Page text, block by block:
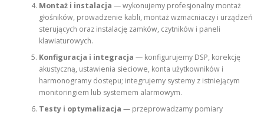
Montaż i instalacja — wykonujemy profesjonalny montaż
głośników, prowadzenie kabli, montaż wzmacniaczy i urządzeń
sterujących oraz instalację zamków, czytników i paneli
klawiaturowych.
Konfiguracja i integracja — konfigurujemy DSP, korekcję
akustyczną, ustawienia sieciowe, konta użytkowników i
harmonogramy dostępu; integrujemy systemy z istniejącym
monitoringiem lub systemem alarmowym.
Testy i optymalizacja — przeprowadzamy pomiary